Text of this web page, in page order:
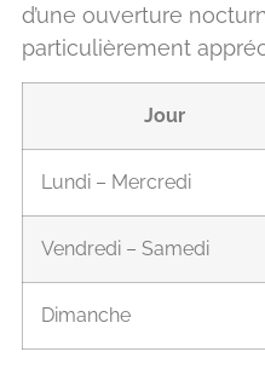
d’une ouverture
particulièrement
Jour
Lundi – Mercredi
Vendredi – Samedi
Dimanche